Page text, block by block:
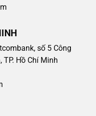
số 5 Công
Hồ Chí Minh